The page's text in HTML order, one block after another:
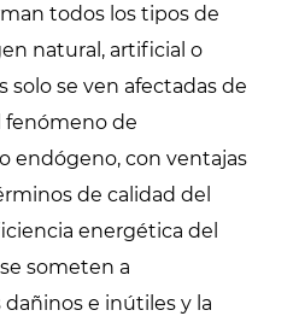
todos los tipos de
natural, artificial o
solo se ven afectadas de
fenómeno de
endógeno, con ventajas
de calidad del
energética del
someten a
e inútiles y la